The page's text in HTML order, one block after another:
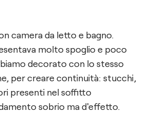
camera da letto e bagno.
molto spoglio e poco
decorato con lo stesso
per creare continuità: stucchi,
presenti nel soffitto
sobrio ma d'effetto.